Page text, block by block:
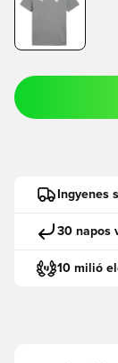
Ingyenes
30 napos
10 milió